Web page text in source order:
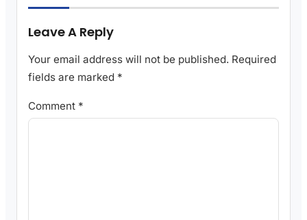
Leave A Reply
Your email address will not be published. Required
fields are marked *
Comment *